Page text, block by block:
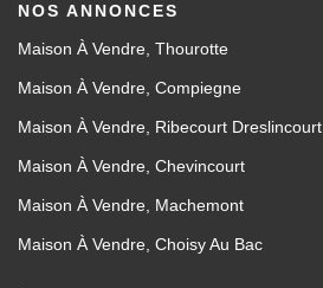
NOS ANNONCES
Maison À Vendre, Thourotte
Maison À Vendre, Compiegne
Maison À Vendre, Ribecourt Dreslincourt
Maison À Vendre, Chevincourt
Maison À Vendre, Machemont
Maison À Vendre, Choisy Au Bac